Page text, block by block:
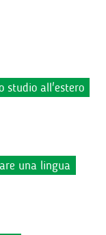
studio all'estero
una lingua